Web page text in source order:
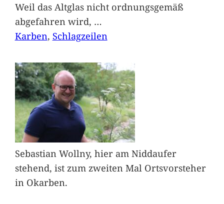
Weil das Altglas nicht ordnungsgemäß
abgefahren wird, …
Karben, Schlagzeilen
Sebastian Wollny, hier am Niddaufer
stehend, ist zum zweiten Mal Ortsvorsteher
in Okarben.